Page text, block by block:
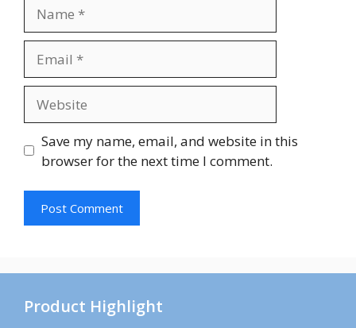
Save my name, email, and website in this
browser for the next time I comment.
Product Highlight